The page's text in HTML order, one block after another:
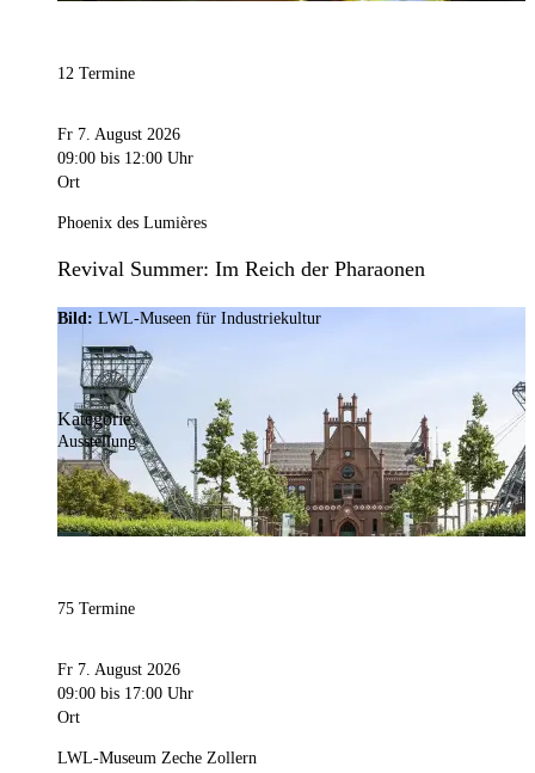
12 Termine
Fr 7. August 2026
09:00 bis 12:00 Uhr
Ort
Phoenix des Lumières
Revival Summer: Im Reich der Pharaonen
Bild: LWL-Museen für Industriekultur
Kategorie
Ausstellung
75 Termine
Fr 7. August 2026
09:00 bis 17:00 Uhr
Ort
LWL-Museum Zeche Zollern